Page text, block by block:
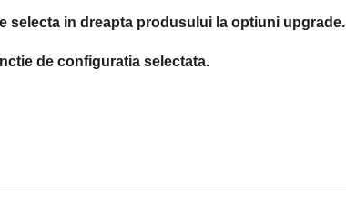
selecta in dreapta produsului la optiuni upgrade.
de configuratia selectata.